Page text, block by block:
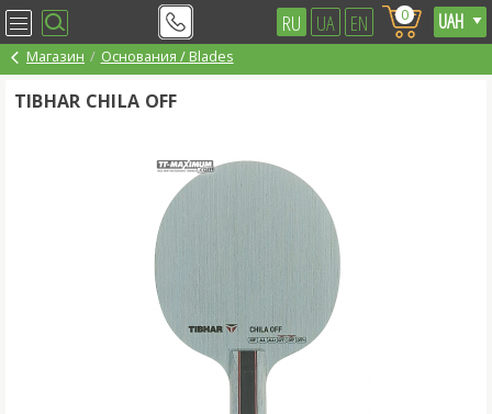
RU UA EN 0
Магазин Основания / Blades
TIBHAR CHILA OFF